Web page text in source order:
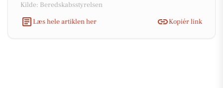
Kilde: Beredskabsstyrelsen
Læs hele artiklen her
Kopiér link